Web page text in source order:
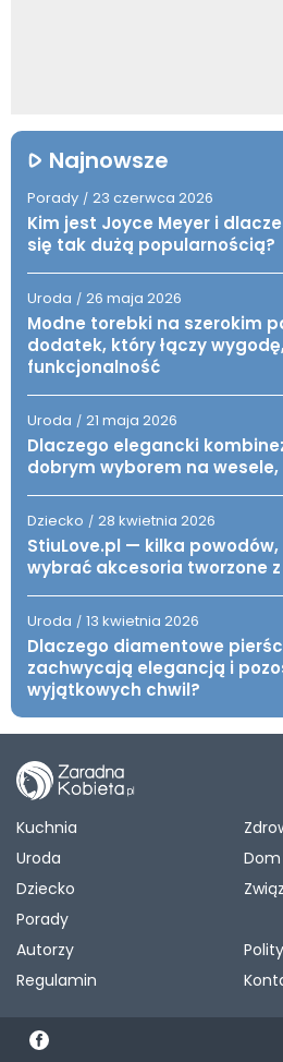
Najnowsze
Porady / 23 czerwca 2026
Kim jest Joyce Meyer i
się tak dużą popularnością?
Uroda / 26 maja 2026
Modne torebki na szerokim
dodatek, który łączy
funkcjonalność
Uroda / 21 maja 2026
Dlaczego elegancki
dobrym wyborem na
Dziecko / 28 kwietnia 2026
StiuLove.pl — kilka
wybrać akcesoria tworzone
Uroda / 13 kwietnia 2026
Dlaczego diamentowe
zachwycają elegancją i
wyjątkowych chwil?
Kuchnia
Uroda
Dziecko
Porady
Autorzy
Regulamin